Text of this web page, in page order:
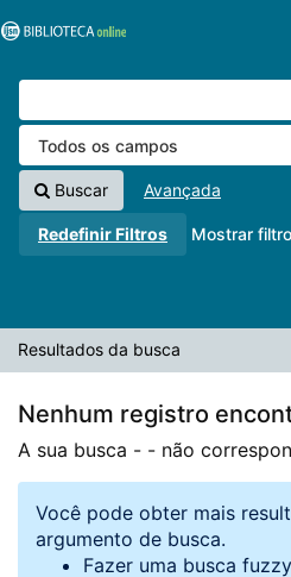
VuFind
Buscar Avançada
Redefinir Filtros Mostrar
Resultados da busca
Nenhum registro
A sua busca - - não
Você pode obter mais
argumento de busca.
Fazer uma busca